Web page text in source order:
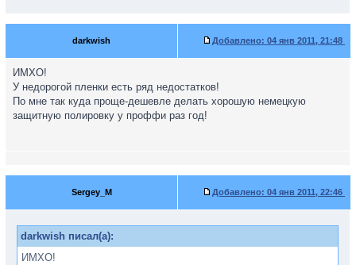
darkwish Добавлено: 04 янв 2011, 21:48
ИМХО!
У недорогой пленки есть ряд недостатков!
По мне так куда проще-дешевле делать хорошую немецкую
защитную полировку у проффи раз год!
Sergey_M Добавлено: 04 янв 2011, 22:46
darkwish писал(а):
ИМХО!